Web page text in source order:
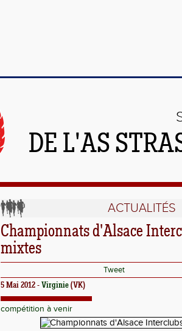
DE L'AS
ACTUALITÉS
Championnats d'Alsace
mixtes
Tweet
5 Mai 2012 - Virginie (VK)
compétition à venir